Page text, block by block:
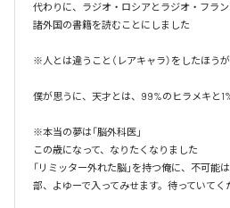
代わりに、ラジオ・ロシアとラジオ・フラン
諸外国の書籍を読むことにしました
※人とは違うこと（レアキャラ）をしたほう
僕が思うに、天才とは、99%のヒラメキと
※本当の夢は「脳外科医」
この歳になって、なりたくなりました
「リミッター外れた脳」を持つ俺に、不可能
部、よゆーで入ってみせます。待っていて